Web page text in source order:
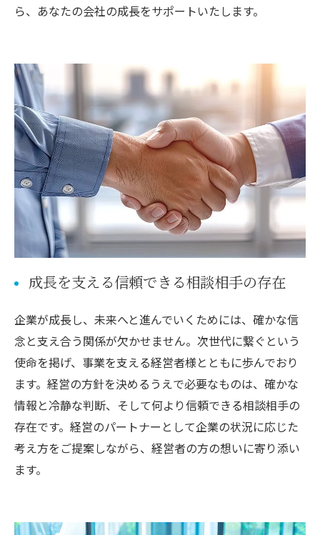
ら、あなたの会社の成長をサポートいたします。
成長を支える信頼できる相談相手の存在
企業が成長し、未来へと進んでいくためには、確かな信
念と支え合う関係が欠かせません。次世代に繋ぐという
使命を掲げ、事業を支える経営者様とともに歩んでおり
ます。経営の方針を決めるうえで必要なものは、確かな
情報と冷静な判断、そして何より信頼できる相談相手の
存在です。経営のパートナーとして企業の状況に応じた
考え方をご提案しながら、経営者の方の想いに寄り添い
ます。